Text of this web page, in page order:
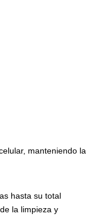
manteniendo la
hasta su total
la limpieza y